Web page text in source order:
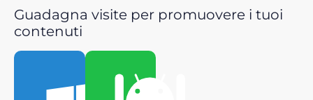
Guadagna visite per promuovere i tuoi
contenuti